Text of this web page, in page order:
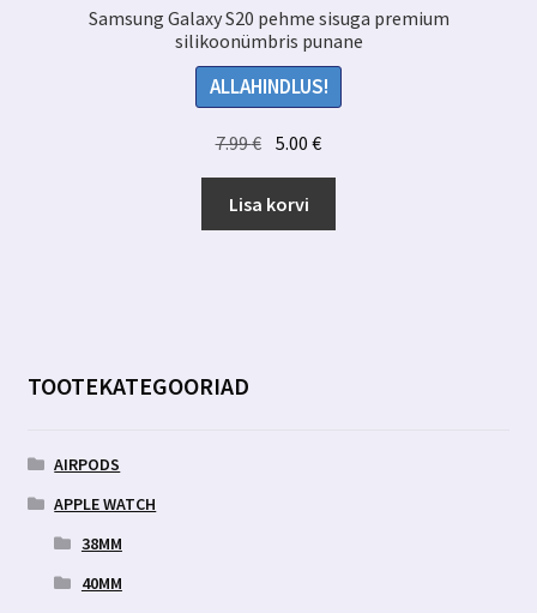
Samsung Galaxy S20 pehme sisuga premium
silikoonümbris punane
ALLAHINDLUS!
7.99€ Algne
oli:
7.99 €.
5.00€Praegune
5.00 €.
Lisa korvi
TOOTEKATEGOORIAD
AIRPODS
APPLE WATCH
38MM
40MM